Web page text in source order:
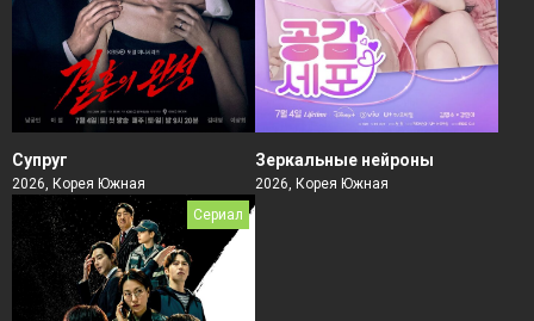
Супруг
2026, Корея Южная
Зеркальные нейроны
2026, Корея Южная
Сериал